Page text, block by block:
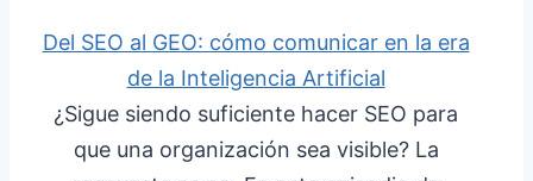
Del SEO al GEO: cómo comunicar en la era
de la Inteligencia Artificial
¿Sigue siendo suficiente hacer SEO para
que una organización sea visible? La